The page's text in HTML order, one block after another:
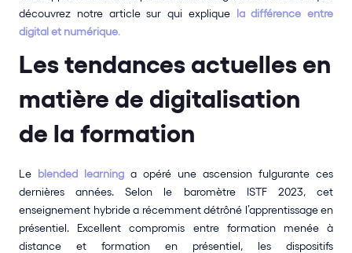
découvrez notre article sur qui explique la différence entre
digital et numérique.
Les tendances actuelles en
matière de digitalisation
de la formation
Le blended learning a opéré une ascension fulgurante ces
dernières années. Selon le baromètre ISTF 2023, cet
enseignement hybride a récemment détrôné l’apprentissage en
présentiel. Excellent compromis entre formation menée à
distance et formation en présentiel, les dispositifs